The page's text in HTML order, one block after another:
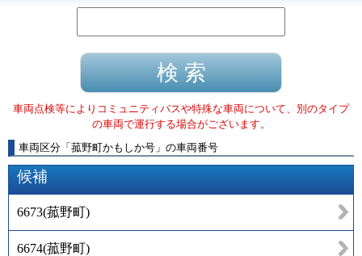
車両点検等によりコミュニティバスや特殊な車両について、別のタイプ
の車両で運行する場合がございます。
車両区分 「 菰野町かもしか号 」 の車両番号
候補
6673(菰野町)
6674(菰野町)